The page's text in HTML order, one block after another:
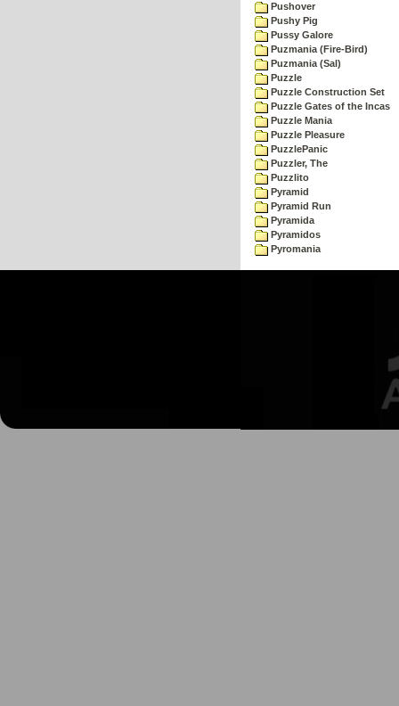
Pushover
Pushy Pig
Pussy Galore
Puzmania (Fire-Bird)
Puzmania (Sal)
Puzzle
Puzzle Construction Set
Puzzle Gates of the Incas
Puzzle Mania
Puzzle Pleasure
PuzzlePanic
Puzzler, The
Puzzlito
Pyramid
Pyramid Run
Pyramida
Pyramidos
Pyromania